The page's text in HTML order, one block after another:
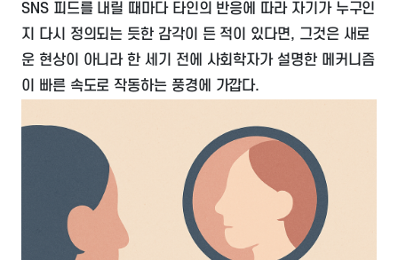
SNS 피드를 내릴 때마다 타인의 반응에 따라 자기가 누구인
지 다시 정의되는 듯한 감각이 든 적이 있다면, 그것은 새로
운 현상이 아니라 한 세기 전에 사회학자가 설명한 메커니즘
이 빠른 속도로 작동하는 풍경에 가깝다.